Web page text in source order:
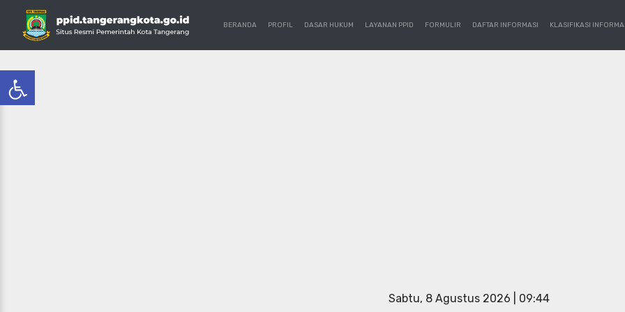
BERANDA PROFIL DASAR HUKUM LAYANAN PPID FORMULIR DAFTAR INFORMASI KLASIFIKASI
Sabtu, 8 Agustus 2026 | 09:44